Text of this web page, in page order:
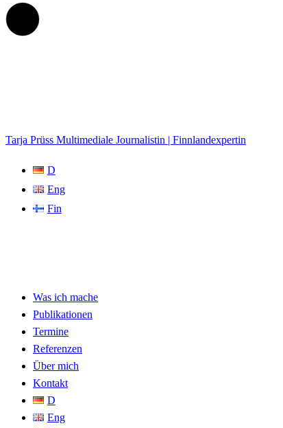
Tarja Prüss Multimediale Journalistin | Finnlandexpertin
D
Eng
Fin
Was ich mache
Publikationen
Termine
Referenzen
Über mich
Kontakt
D
Eng